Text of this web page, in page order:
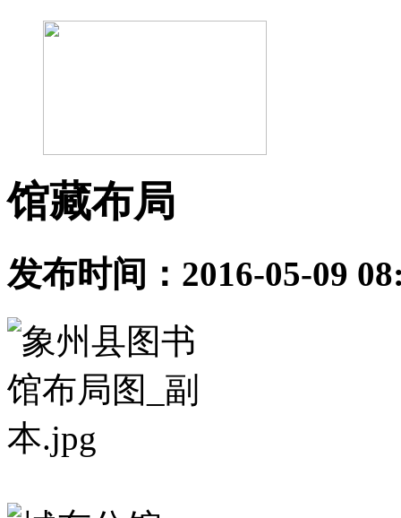
馆藏布局
发布时间：2016-05-09